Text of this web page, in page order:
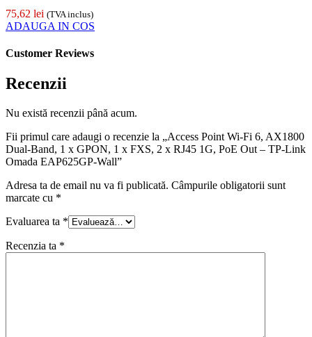
75,62 lei (TVA inclus)
ADAUGA IN COS
Customer Reviews
Recenzii
Nu există recenzii până acum.
Fii primul care adaugi o recenzie la „Access Point Wi-Fi 6, AX1800
Dual-Band, 1 x GPON, 1 x FXS, 2 x RJ45 1G, PoE Out – TP-Link
Omada EAP625GP-Wall”
Adresa ta de email nu va fi publicată. Câmpurile obligatorii sunt
marcate cu *
Evaluarea ta *
Recenzia ta *